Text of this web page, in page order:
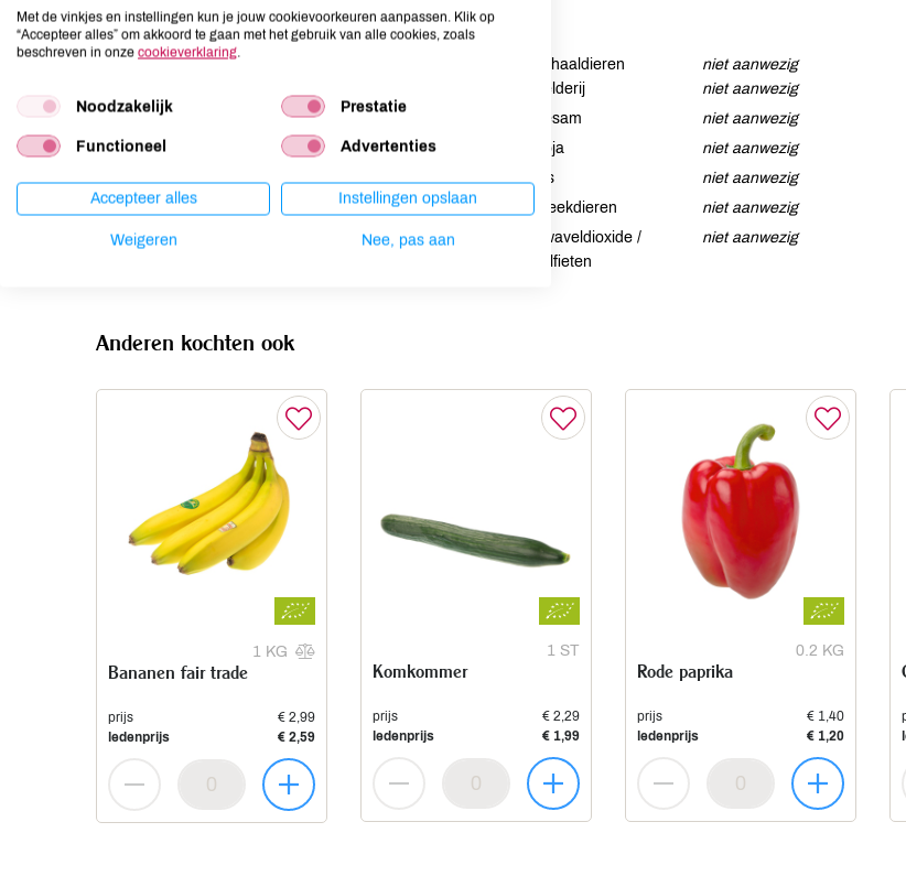
Allergenen
Aardnoten
niet aanwezig
Lactose
aanwezig
Lupine
niet aanwezig
Mosterd
niet aanwezig
Noten
Schaaldieren
niet aanwezig
Selderij
niet aanwezig
Sesam
niet aanwezig
Soja
niet aanwezig
Vis
niet aanwezig
Weekdieren
niet aanwezig
Zwaveldioxide /
sulfieten
niet aanwezig
Anderen kochten ook
1 KG
Bananen fair trade
prijs
€ 2,99
ledenprijs
€ 2,59
1 ST
Komkommer
prijs
€ 2,29
ledenprijs
€ 1,99
0.2 KG
Rode paprika
prijs
€ 1,40
ledenprijs
€ 1,20
Met de vinkjes en instellingen kun je jouw cookievoorkeuren aanpassen. Klik op
“Accepteer alles” om akkoord te gaan met het gebruik van alle cookies, zoals
beschreven in onze cookieverklaring.
Noodzakelijk Prestatie
Functioneel Advertenties
Accepteer alles Instellingen opslaan
Weigeren Nee, pas aan